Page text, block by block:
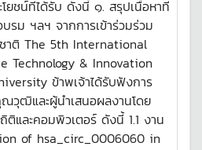
โยชน์ที่ได้รับ ดังนี้ ๑. สรุปเนื้อหาที่
รม ฯลฯ จากการเข้าร่วมร่วม
ชาติ The 5th International
Technology & Innovation
ข้าพเจ้าได้รับฟังการ
วุฒิและผู้นำเสนอผลงานโดย
และคอมพิวเตอร์ ดังนี้ 1.1 งาน
of hsa_circ_0006060 in